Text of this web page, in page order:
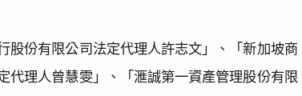
股份有限公司法定代理人許志文」、「新加坡商
代理人曾慧雯」、「滙誠第一資產管理股份有限